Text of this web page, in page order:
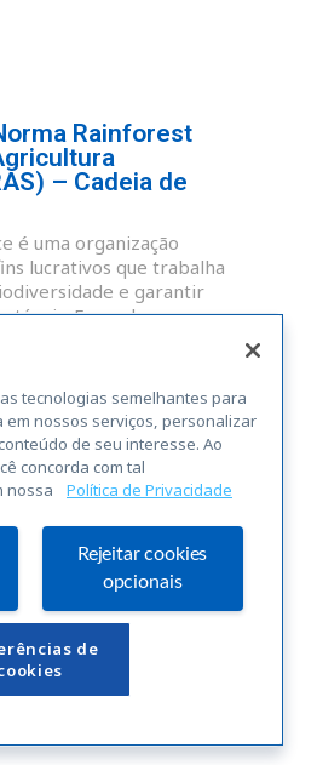
Rainforest
– Cadeia de
é uma organização
lucrativos que trabalha
e garantir
Fazendas,
grupos e OP que atendam às
da RAS para a
elegíveis para uma licença
Alliance
Seguinte »
tecnologias semelhantes para
nossos serviços, personalizar
de seu interesse. Ao
concorda com tal
nossa
Política de Privacidade
Rejeitar cookies
opcionais
de